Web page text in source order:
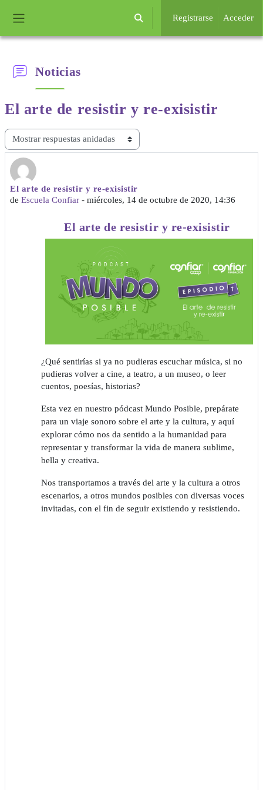
Selector de búsqueda de entrada
Registrarse Acceder
Noticias
El arte de resistir y re-exisistir
Mostrar modo
El arte de resistir y re-exisistir
de Escuela Confiar - miércoles, 14 de octubre de 2020, 14:36
Número de respuestas: 0
El arte de resistir y re-exisistir
¿Qué sentirías si ya no pudieras escuchar música, si no
pudieras volver a cine, a teatro, a un museo, o leer
cuentos, poesías, historias?
Esta vez en nuestro pódcast Mundo Posible, prepárate
para un viaje sonoro sobre el arte y la cultura, y aquí
explorar cómo nos da sentido a la humanidad para
representar y transformar la vida de manera sublime,
bella y creativa.
Nos transportamos a través del arte y la cultura a otros
escenarios, a otros mundos posibles con diversas voces
invitadas, con el fin de seguir existiendo y resistiendo.